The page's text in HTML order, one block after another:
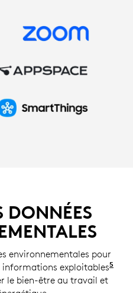
DONNÉES
environnementales pour
informations exploitables5
le bien-être au travail et